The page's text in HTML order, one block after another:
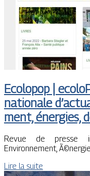
Ecolopop |
nationa­le
ment, énergies,
Revue de presse
Environnement,
Lire la suite